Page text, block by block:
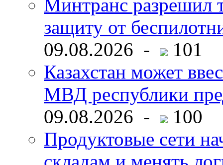
Минтранс разрешил
защиту от
09.08.2026 -
101
Казахстан может
МВД республики
09.08.2026 -
100
Продуктовые сети